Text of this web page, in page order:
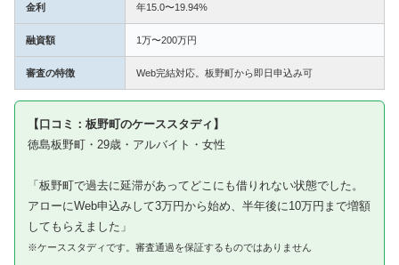
金利 年15.0〜19.94%
融資額 1万〜200万円
審査の特徴 Web完結対応。板野町から即日申込み可
【口コミ：板野町のケーススタディ】
徳島板野町・29歳・アルバイト・女性
「板野町で過去に延滞があってどこにも借りれない状態でした。
アローにWeb申込みして3万円から始め、半年後に10万円まで増額
してもらえました」
※ケーススタディです。審査通過を保証するものではありません